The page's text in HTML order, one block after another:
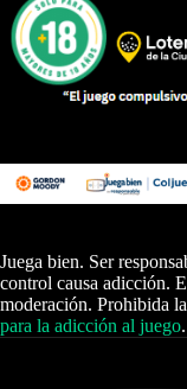
Juega bien. Ser
control causa adicción.
moderación. Prohibida
para la adicción al juego.